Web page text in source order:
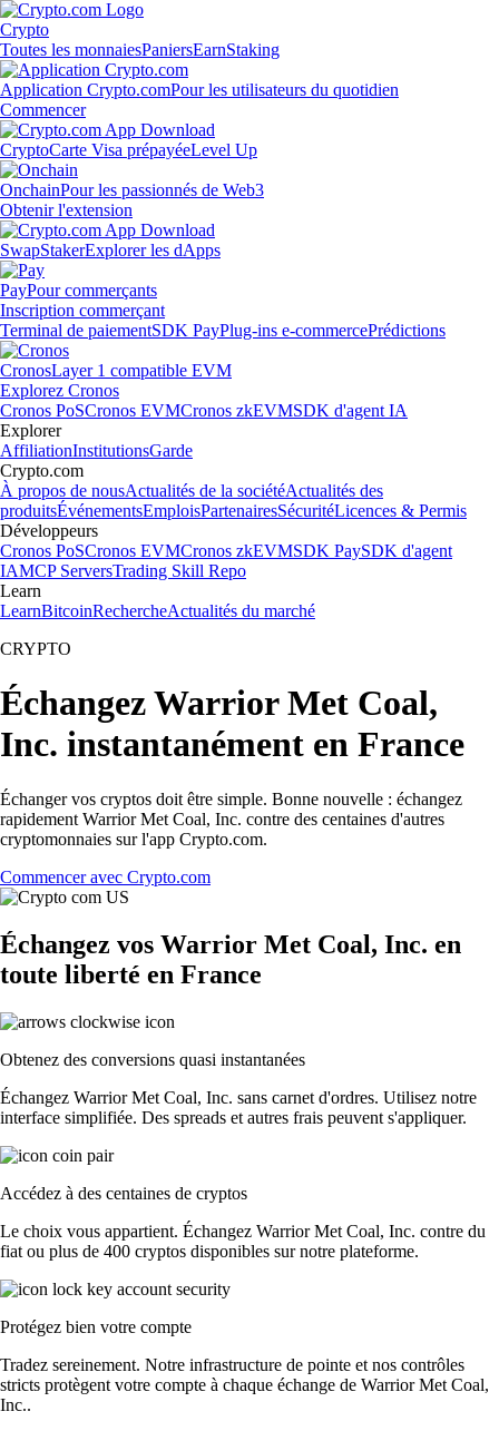
Crypto
Toutes les monnaiesPaniersEarnStaking
Application Crypto.comPour les utilisateurs du quotidien
Commencer
CryptoCarte Visa prépayéeLevel Up
OnchainPour les passionnés de Web3
Obtenir l'extension
SwapStakerExplorer les dApps
PayPour commerçants
Inscription commerçant
Terminal de paiementSDK PayPlug-ins e-commercePrédictions
CronosLayer 1 compatible EVM
Explorez Cronos
Cronos PoSCronos EVMCronos zkEVMSDK d'agent IA
Explorer
AffiliationInstitutionsGarde
Crypto.com
À propos de nousActualités de la sociétéActualités des
produitsÉvénementsEmploisPartenairesSécuritéLicences & Permis
Développeurs
Cronos PoSCronos EVMCronos zkEVMSDK PaySDK d'agent
IAMCP ServersTrading Skill Repo
Learn
LearnBitcoinRechercheActualités du marché
CRYPTO
Échangez Warrior Met Coal,
Inc. instantanément en France
Échanger vos cryptos doit être simple. Bonne nouvelle : échangez
rapidement Warrior Met Coal, Inc. contre des centaines d'autres
cryptomonnaies sur l'app Crypto.com.
Commencer avec Crypto.com
Échangez vos Warrior Met Coal, Inc. en
toute liberté en France
Obtenez des conversions quasi instantanées
Échangez Warrior Met Coal, Inc. sans carnet d'ordres. Utilisez notre
interface simplifiée. Des spreads et autres frais peuvent s'appliquer.
Accédez à des centaines de cryptos
Le choix vous appartient. Échangez Warrior Met Coal, Inc. contre du
fiat ou plus de 400 cryptos disponibles sur notre plateforme.
Protégez bien votre compte
Tradez sereinement. Notre infrastructure de pointe et nos contrôles
stricts protègent votre compte à chaque échange de Warrior Met Coal,
Inc..